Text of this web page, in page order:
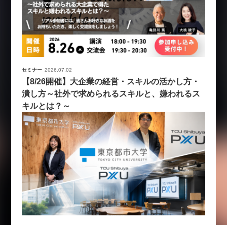
セミナー 2026.07.02
【8/26開催】大企業の経営・スキルの活かし方・
潰し方～社外で求められるスキルと、嫌われるス
キルとは？～